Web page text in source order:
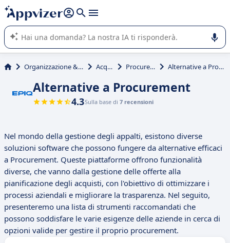
righe con
shift + enter
L'IA di Appvizer vi guida nell'utilizzo o nella scelta di un
software SaaS per la vostra azienda.
Organizzazione & planning Acquisti Procurement Alternative a Procurement
Alternative a Procurement
4.3Sulla base di 7 recensioni
Nel mondo della gestione degli appalti, esistono diverse
soluzioni software che possono fungere da alternative efficaci
a Procurement. Queste piattaforme offrono funzionalità
diverse, che vanno dalla gestione delle offerte alla
pianificazione degli acquisti, con l'obiettivo di ottimizzare i
processi aziendali e migliorare la trasparenza. Nel seguito,
presenteremo una lista di strumenti raccomandati che
possono soddisfare le varie esigenze delle aziende in cerca di
opzioni valide per gestire il proprio procurement.